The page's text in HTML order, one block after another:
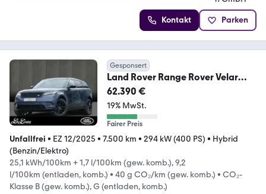
Kontakt Parken
Gesponsert
Land Rover Range Rover Velar
P400e S Black Pack - Winterpak
62.390 €
19% MwSt.
Fairer Preis
Unfallfrei • EZ 12/2025 • 7.500 km • 294 kW (400 PS) • Hybrid
(Benzin/Elektro)
25,1 kWh/100km + 1,7 l/100km (gew. komb.), 9,2
l/100km (entladen, komb.) • 40 g CO₂/km (gew. komb.) • CO₂-
Klasse B (gew. komb.), G (entladen, komb.)